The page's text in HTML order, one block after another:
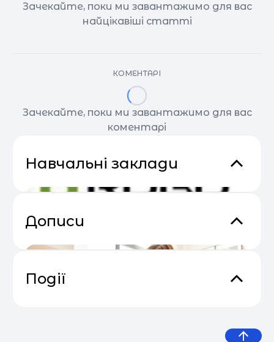
Зачекайте, поки ми завантажимо для вас
найцікавіші статті
КОМЕНТАРІ
Зачекайте, поки ми завантажимо для вас
коментарі
Навчальні заклади
Дописи
Події